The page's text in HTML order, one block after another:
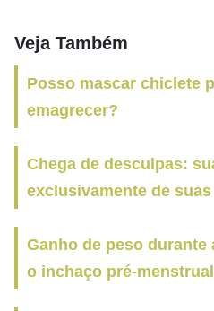
Veja Também
Posso mascar chiclete
emagrecer?
Chega de desculpas:
exclusivamente de
Ganho de peso durante
o inchaço pré-menstrual